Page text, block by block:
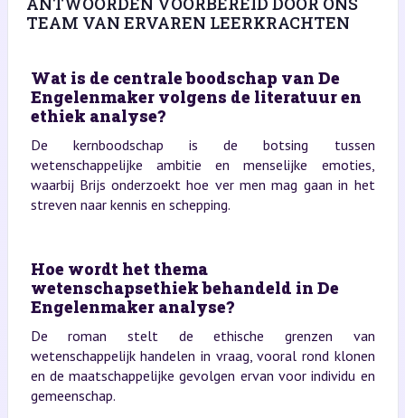
TEAM VAN ERVAREN LEERKRACHTEN
Wat is de centrale boodschap van De
Engelenmaker volgens de literatuur en
ethiek analyse?
De kernboodschap is de botsing tussen
wetenschappelijke ambitie en menselijke emoties,
waarbij Brijs onderzoekt hoe ver men mag gaan in het
streven naar kennis en schepping.
Hoe wordt het thema
wetenschapsethiek behandeld in De
Engelenmaker analyse?
De roman stelt de ethische grenzen van
wetenschappelijk handelen in vraag, vooral rond klonen
en de maatschappelijke gevolgen ervan voor individu en
gemeenschap.